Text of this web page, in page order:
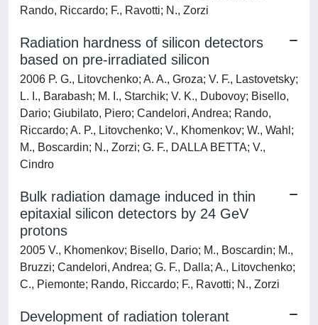
Rando, Riccardo; F., Ravotti; N., Zorzi
Radiation hardness of silicon detectors
based on pre-irradiated silicon
2006 P. G., Litovchenko; A. A., Groza; V. F., Lastovetsky;
L. I., Barabash; M. I., Starchik; V. K., Dubovoy; Bisello,
Dario; Giubilato, Piero; Candelori, Andrea; Rando,
Riccardo; A. P., Litovchenko; V., Khomenkov; W., Wahl;
M., Boscardin; N., Zorzi; G. F., DALLA BETTA; V.,
Cindro
Bulk radiation damage induced in thin
epitaxial silicon detectors by 24 GeV
protons
2005 V., Khomenkov; Bisello, Dario; M., Boscardin; M.,
Bruzzi; Candelori, Andrea; G. F., Dalla; A., Litovchenko;
C., Piemonte; Rando, Riccardo; F., Ravotti; N., Zorzi
Development of radiation tolerant